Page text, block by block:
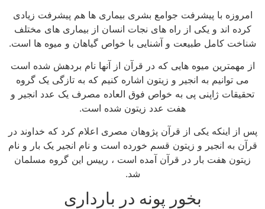
امروزه با پیشرفت جوامع بشری بیماری ها هم پیشرفت زیادی
کرده اند و یکی از راه های نجات انسان از بیماری های مختلف
شناخت کامل طبیعت و آشنایی با خواص گیاهان و میوه ها است.
از مهمترین میوه هایی که در قرآن از آنها نام بردهش شده است
می توانیم به انجیر و زیتون اشاره کنیم که به تازگی یک گروه
تحقیقات ژاپنی پی به خواص فوق العاده مصرف یک عدد انجیر و
هفت عدد زیتون شده است.
پس از اینکه یکی از قرآن پژوهان مصری اعلام کرد که خداوند در
قرآن به انجیر و زیتون قسم خورده است و نام انجیر یک بار و نام
زیتون هفت بار در قرآن آمده است ، رییس این گروه مسلمان
شد.
بخور پونه در بارداری